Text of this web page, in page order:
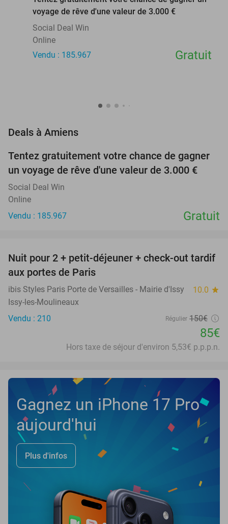
voyage de rêve d'une valeur de 3.000 €
Social Deal Win
Online
Vendu : 185.967
Gratuit
Deals à Amiens
Tentez gratuitement votre chance de gagner
un voyage de rêve d'une valeur de 3.000 €
Social Deal Win
Online
Vendu : 185.967
Gratuit
43%
Nuit pour 2 + petit-déjeuner + check-out tardif
aux portes de Paris
ibis Styles Paris Porte de Versailles - Mairie d'Issy 10.0 star
Issy-les-Moulineaux
Vendu : 210
Régulier 150€
85€
Hors taxe de séjour d'environ 5,53€ p.p.p.n.
Gagnez un iPhone 17 Pro
aujourd'hui
Plus d'infos